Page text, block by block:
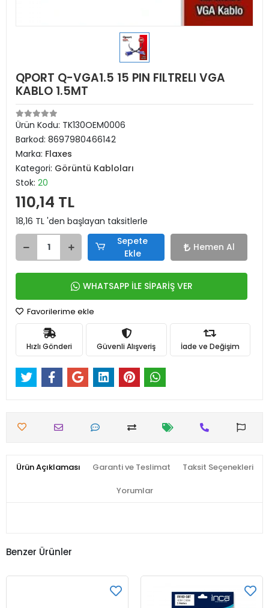
QPORT Q-VGA1.5 15 PIN FILTRELI VGA
KABLO 1.5MT
Ürün Kodu: TK130OEM0006
Barkod: 8697980466142
Marka: Flaxes
Kategori: Görüntü Kabloları
Stok: 20
110,14 TL
18,16 TL 'den başlayan taksitlerle
Sepete
Ekle
Hemen Al
WHATSAPP İLE SİPARİŞ VER
Favorilerime ekle
Hızlı Gönderi Güvenli Alışveriş İade ve Değişim
Ürün Açıklaması Garanti ve Teslimat Taksit Seçenekleri
Yorumlar
Benzer Ürünler